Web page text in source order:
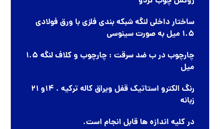
ساختار داخلی لنگه شبکه بندی فلزی با ورق فولادی
1.5 میل به صورت سینوسی
چارچوب در ب ضد سرقت : چارچوب و کلاف لنگه 1.5
میل
رنگ الکترو استاتیک قفل ویراق کاله ترکیه . 14و 21
زبانه
در کلیه اندازه ها قابل انجام است.